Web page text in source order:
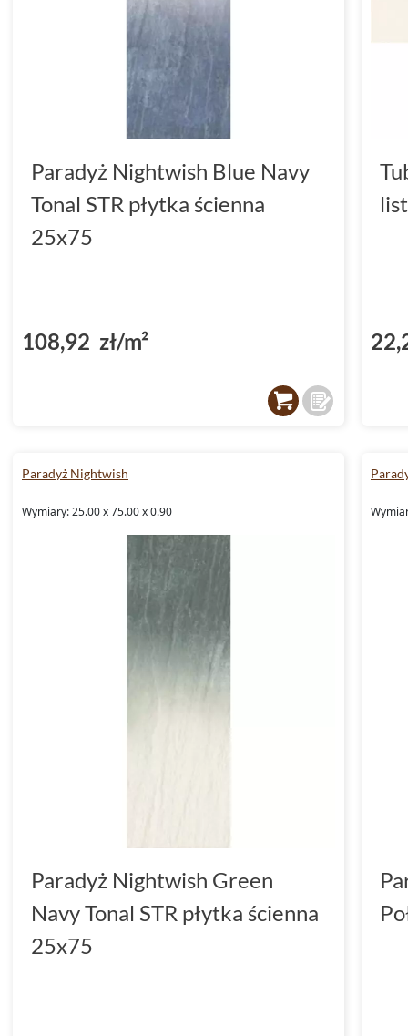
Paradyż Nightwish Blue Navy
Tonal STR płytka ścienna
25x75
108,92 zł/m²
Paradyż Nightwish
Wymiary: 25.00 x 75.00 x 0.90
Paradyż Nightwish Green
Navy Tonal STR płytka ścienna
25x75